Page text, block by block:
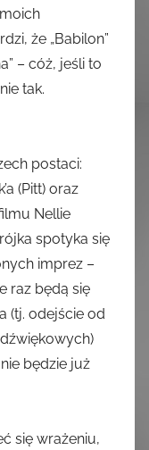
że „Babilon”
– cóż, jeśli to
tak.
postaci:
(Pitt) oraz
Nellie
spotyka się
imprez –
raz będą się
(tj. odejście od
będzie już
się wrażeniu,